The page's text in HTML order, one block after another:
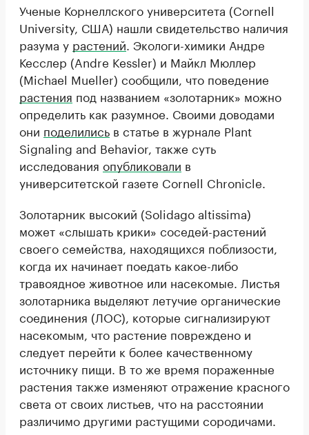
Ученые Корнеллского университета (Cornell
University, США) нашли свидетельство наличия
разума у растений . Экологи-химики Андре
Кесслер (Andre Kessler) и Майкл Мюллер
(Michael Mueller) сообщили, что поведение
растения под названием «золотарник» можно
определить как разумное. Своими доводами
они поделились в статье в журнале Plant
Signaling and Behavior, также суть
исследования опубликовали в
университетской газете Cornell Chronicle.
Золотарник высокий (Solidago altissima)
может «слышать крики» соседей-растений
своего семейства, находящихся поблизости,
когда их начинает поедать какое-либо
травоядное животное или насекомые. Листья
золотарника выделяют летучие органические
соединения (ЛОС), которые сигнализируют
насекомым, что растение повреждено и
следует перейти к более качественному
источнику пищи. В то же время пораженные
растения также изменяют отражение красного
света от своих листьев, что на расстоянии
различимо другими растущими сородичами.